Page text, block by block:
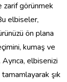
zarif görünmek
elbiseler,
ön plana
kumaş ve
elbisenizi
şık